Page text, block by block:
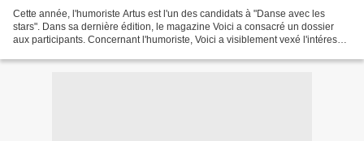
Cette année, l'humoriste Artus est l'un des candidats à "Danse avec les
stars". Dans sa dernière édition, le magazine Voici a consacré un dossier
aux participants. Concernant l'humoriste, Voici a visiblement vexé l'intéressé